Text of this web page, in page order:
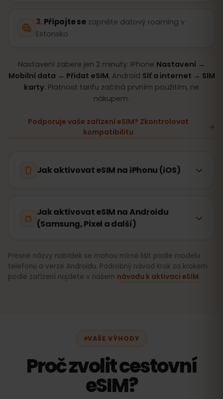
Připojte se zapněte datový roaming v
Estonsko
Nastavení zabere jen 2 minuty: iPhone Nastavení →
Mobilní data → Přidat eSIM, Android Síť a internet → SIM
karty. Platnost tarifu začíná prvním použitím, ne
nákupem.
Podporuje vaše zařízení eSIM? Zkontrolovat
kompatibilitu
Jak aktivovat eSIM na iPhonu (iOS)
Jak aktivovat eSIM na Androidu
(Samsung, Pixel a další)
Přesné názvy nabídek se mohou mírně lišit podle modelu
telefonu a verze Androidu. Podrobný návod krok za krokem
podle zařízení najdete v našem návodu k aktivaci eSIM.
VAŠE VÝHODY
Proč zvolit cestovní
eSIM?